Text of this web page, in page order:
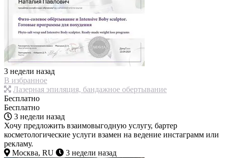
3 недели назад
В избранное
Лазерная эпиляция, бандажное обертывание
Бесплатно
Бесплатно
3 недели назад
Хочу предложить взаимовыгодную услугу, бартер
косметологические услуги взамен на ведение инстаграмм или
рекламу.
Москва, RU
3 недели назад